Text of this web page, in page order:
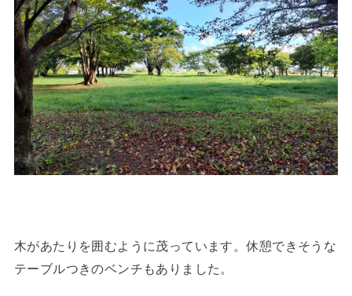
木があたりを囲むように茂っています。休憩できそうな
テーブルつきのベンチもありました。